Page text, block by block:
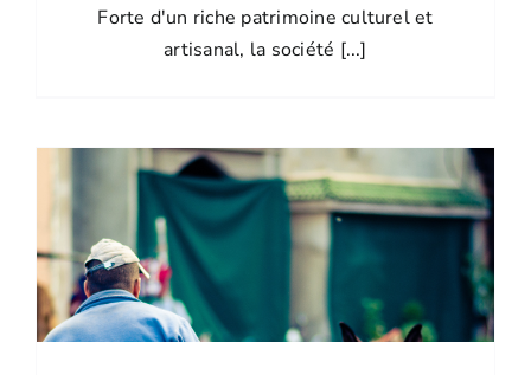
Forte d'un riche patrimoine culturel et
artisanal, la société [...]